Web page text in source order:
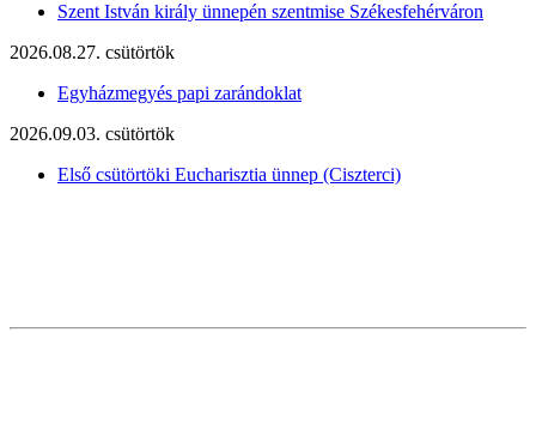
Szent István király ünnepén szentmise Székesfehérváron
2026.08.27. csütörtök
Egyházmegyés papi zarándoklat
2026.09.03. csütörtök
Első csütörtöki Eucharisztia ünnep (Ciszterci)